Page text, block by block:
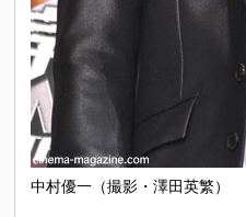
中村優一（撮影・澤田英繁）